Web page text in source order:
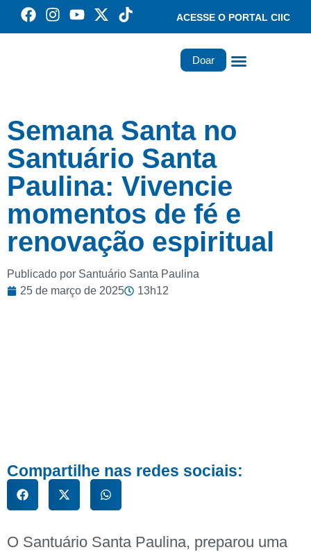
ACESSE O PORTAL CIIC
Doar
Semana Santa no
Santuário Santa
Paulina: Vivencie
momentos de fé e
renovação espiritual
Publicado por Santuário Santa Paulina
25 de março de 2025
13h12
Compartilhe nas redes sociais:
O Santuário Santa Paulina, preparou uma